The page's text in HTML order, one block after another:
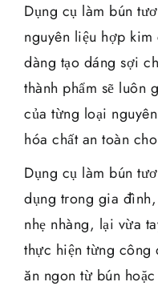
Dụng cụ làm bún
nguyên liệu hợp
dàng tạo dáng sợi
thành phẩm sẽ
của từng loại
hóa chất an toàn
Dụng cụ làm bún
dụng trong gia
nhẹ nhàng, lại vừa
thực hiện từng công
ăn ngon từ bún